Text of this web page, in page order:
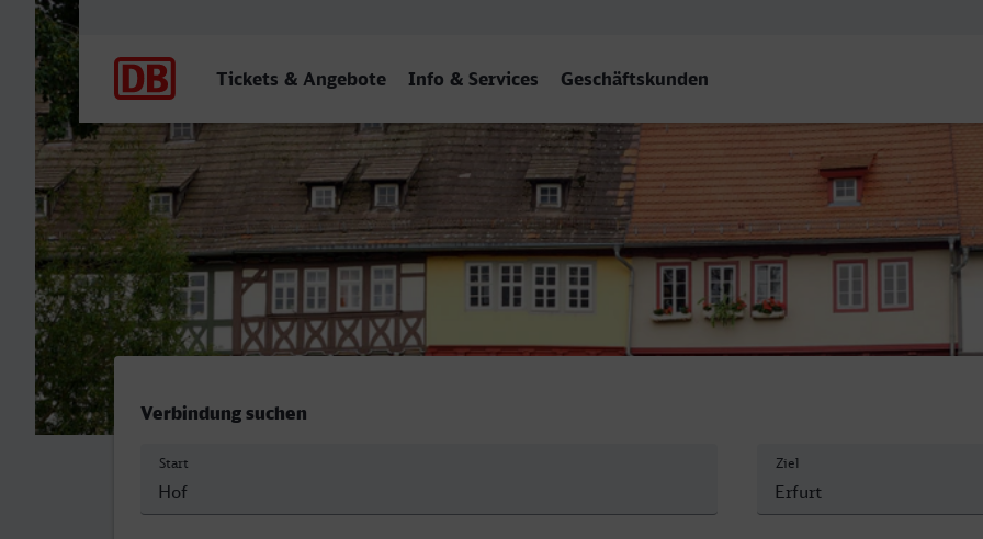
Tickets & Angebote Info & Services Geschäftskunden
Hof Hbf - Erfurt Hbf
Verbindung suchen
Start Ziel